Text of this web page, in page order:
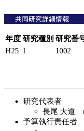
年度 研究種別 研究番
H25 1 1002
研究代表者
長尾 大道
予算執行責任者